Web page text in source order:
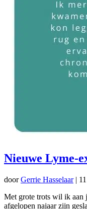
Nieuwe Lyme-
doorGerrie Hasselaar|
Met grote trots wil ik aan
afgelopen najaar zijn